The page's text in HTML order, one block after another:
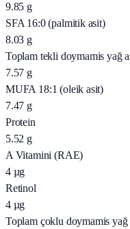
9.85 g
SFA 16:0 (palmitik asit)
8.03 g
Toplam tekli doymamis yağ
7.57 g
MUFA 18:1 (oleik asit)
7.47 g
Protein
5.52 g
A Vitamini (RAE)
4 µg
Retinol
4 µg
Toplam çoklu doymamis yağ